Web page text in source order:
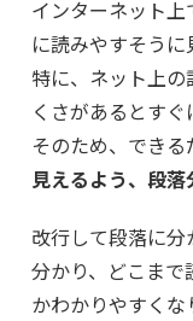
インターネット
に読みやすそうに
特に、ネット上
くさがあるとすぐ
そのため、でき
見えるよう、段
改行して段落に
分かり、どこまで
かわかりやすくな